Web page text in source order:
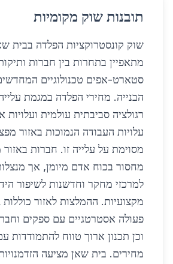
תובנות שוק מקומיות
שוק קונסטרוקציות הפלדה בבית
מתאפיין בתחרות בין חברות
סטארט-אפים טכנולוגיים
הבנייה. מחירי הפלדה במגמת
רגולציה סביבתית עולמית ועלויות
עלויות העבודה הנמוכות באזור
מסוימת על עלייה זו. חברות
מחסור בכוח אדם מיומן, אך
למרכזי מחקר וחדשנות לשיפור
מקצועיות. ההמלצות לאזור כוללות
פעולה אסטרטגיים עם ספקים
וכן תכנון ארוך טווח להתמודדות
מחירים. בית שאן מציעה